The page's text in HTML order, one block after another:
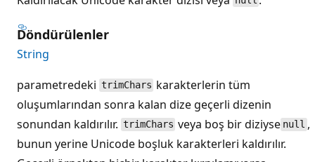
Döndürülenler
String
parametredeki trimChars karakterlerin tüm
oluşumlarından sonra kalan dize geçerli dizenin
sonundan kaldırılır. trimChars veya boş bir diziyse null ,
bunun yerine Unicode boşluk karakterleri kaldırılır.